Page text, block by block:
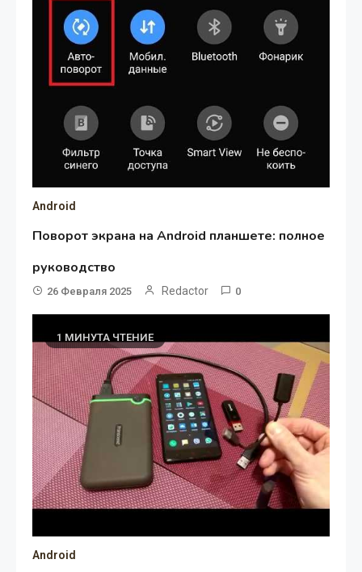
Android
Поворот экрана на Android планшете: полное
руководство
26 Февраля 2025 Redactor 0
1 МИНУТА ЧТЕНИЕ
Android